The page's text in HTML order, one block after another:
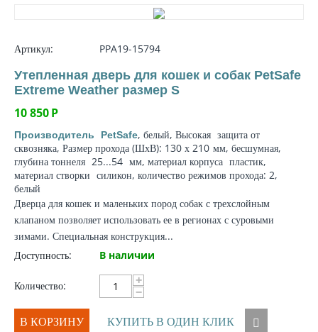
Артикул: PPA19-15794
Утепленная дверь для кошек и собак PetSafe
Extreme Weather размер S
10 850Р
Производитель PetSafe, белый, Высокая защита от
сквозняка, Размер прохода (ШхВ): 130 х 210 мм, бесшумная,
глубина тоннеля 25...54 мм, материал корпуса пластик,
материал створки силикон, количество режимов прохода: 2,
белый
Дверца для кошек и маленьких пород собак с трехслойным
клапаном позволяет использовать ее в регионах с суровыми
зимами. Специальная конструкция...
Доступность:
В наличии
Количество:
+
−
В КОРЗИНУ КУПИТЬ В ОДИН КЛИК